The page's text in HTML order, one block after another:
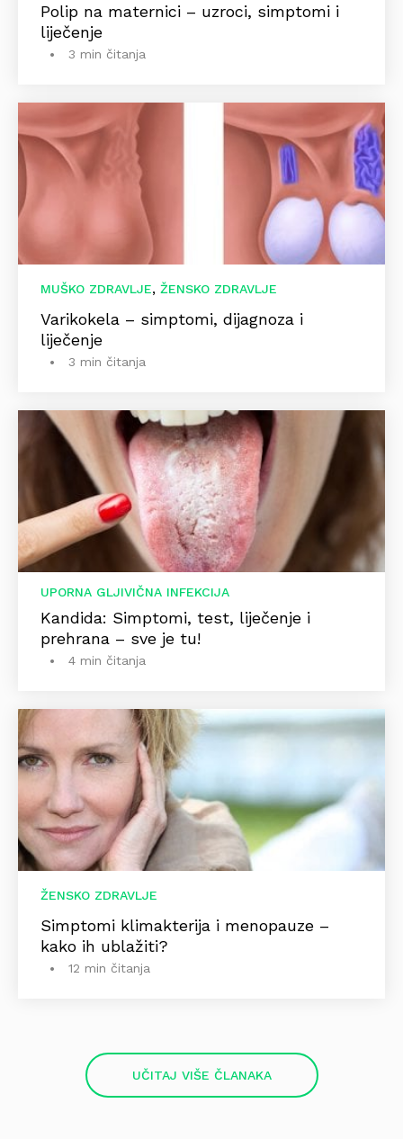
Polip na maternici – uzroci, simptomi i
liječenje
3 min čitanja
MUŠKO ZDRAVLJE, ŽENSKO ZDRAVLJE
Varikokela – simptomi, dijagnoza i
liječenje
3 min čitanja
UPORNA GLJIVIČNA INFEKCIJA
Kandida: Simptomi, test, liječenje i
prehrana – sve je tu!
4 min čitanja
ŽENSKO ZDRAVLJE
Simptomi klimakterija i menopauze –
kako ih ublažiti?
12 min čitanja
UČITAJ VIŠE ČLANAKA